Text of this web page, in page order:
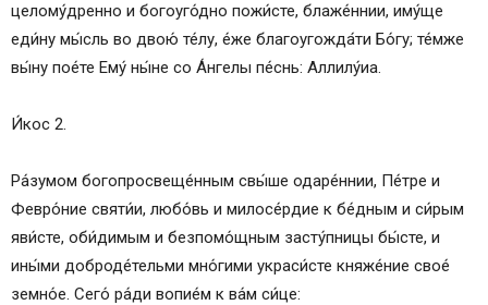
Икос 10
Кондак 11
Икос 11
Икос 1
Кондак 1
Молитва Петру и Февронии
Сохранить акафист в социальных сетях:
целому́дренно и богоуго́дно пожи́сте, блаже́ннии, иму́ще
еди́ну мы́сль во двою́ те́лу, е́же благоугожда́ти Бо́гу; те́мже
вы́ну пое́те Ему́ ны́не со А́нгелы пе́снь: Аллилу́иа.
И́кос 2.
Ра́зумом богопросвеще́нным свы́ше одаре́ннии, Пе́тре и
Февро́ние святи́и, любо́вь и милосе́рдие к бе́дным и си́рым
яви́сте, оби́димым и безпомо́щным засту́пницы бы́сте, и
ины́ми доброде́тельми мно́гими украси́сте княже́ние свое́
земно́е. Сего́ ра́ди вопие́м к ва́м си́це: